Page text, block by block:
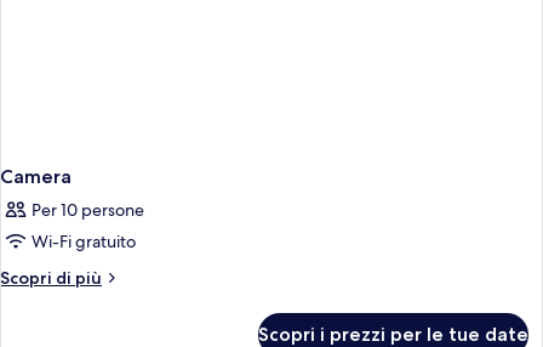
Camera
Per 10 persone
Wi-Fi gratuito
Scopri di più
Altri
Scopri i prezzi per le tue date